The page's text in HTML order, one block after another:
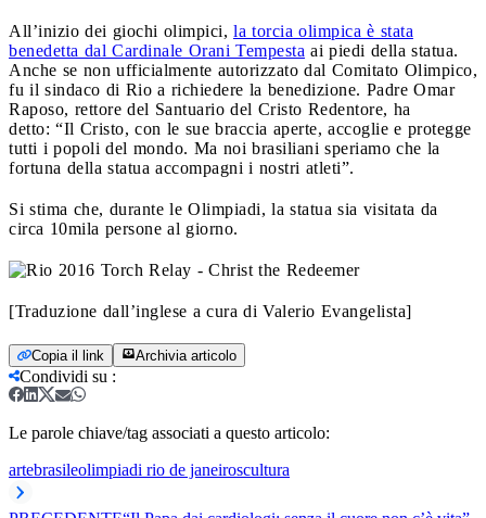
All’inizio dei giochi olimpici, la torcia olimpica è stata
benedetta dal Cardinale Orani Tempesta ai piedi della statua.
Anche se non ufficialmente autorizzato dal Comitato Olimpico,
fu il sindaco di Rio a richiedere la benedizione. Padre Omar
Raposo, rettore del Santuario del Cristo Redentore, ha
detto: “Il Cristo, con le sue braccia aperte, accoglie e protegge
tutti i popoli del mondo. Ma noi brasiliani speriamo che la
fortuna della statua accompagni i nostri atleti”.
Si stima che, durante le Olimpiadi, la statua sia visitata da
circa 10mila persone al giorno.
[Traduzione dall’inglese a cura di Valerio Evangelista]
Copia il link Archivia articolo
Condividi su :
Le parole chiave/tag associati a questo articolo:
artebrasileolimpiadi rio de janeiroscultura